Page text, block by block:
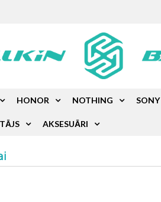
HONOR NOTHING SONY
AKSESUĀRI